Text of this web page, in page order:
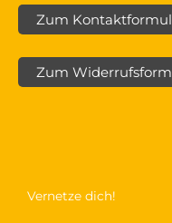
Zum
Zum
Vernetze dich!